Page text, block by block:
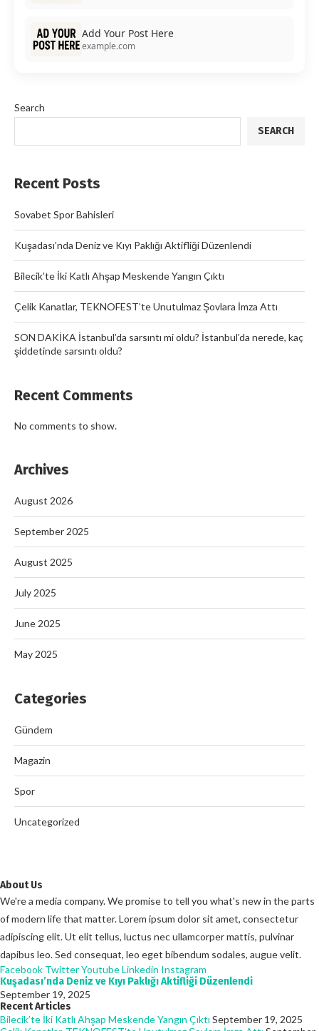
Add Your Post Here
example.com
Search
SEARCH
Recent Posts
Sovabet Spor Bahisleri
Kuşadası’nda Deniz ve Kıyı Paklığı Aktifliği Düzenlendi
Bilecik’te İki Katlı Ahşap Meskende Yangın Çıktı
Çelik Kanatlar, TEKNOFEST’te Unutulmaz Şovlara İmza Attı
SON DAKİKA İstanbul’da sarsıntı mi oldu? İstanbul’da nerede, kaç
şiddetinde sarsıntı oldu?
Recent Comments
No comments to show.
Archives
August 2026
September 2025
August 2025
July 2025
June 2025
May 2025
Categories
Gündem
Magazin
Spor
Uncategorized
About Us
We're a media company. We promise to tell you what's new in the parts
of modern life that matter. Lorem ipsum dolor sit amet, consectetur
adipiscing elit. Ut elit tellus, luctus nec ullamcorper mattis, pulvinar
dapibus leo. Sed consequat, leo eget bibendum sodales, augue velit.
Facebook TwitterYoutubeLinkedin Instagram
Kuşadası’nda Deniz ve Kıyı Paklığı Aktifliği Düzenlendi
September 19, 2025
Recent Articles
Bilecik’te İki Katlı Ahşap Meskende Yangın Çıktı September 19, 2025